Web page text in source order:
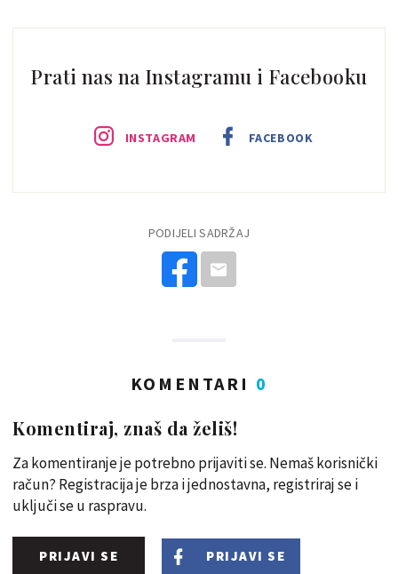
Prati nas na Instagramu i Facebooku
INSTAGRAM FACEBOOK
PODIJELI SADRŽAJ
KOMENTARI 0
Komentiraj, znaš da želiš!
Za komentiranje je potrebno prijaviti se. Nemaš korisnički
račun? Registracija je brza i jednostavna, registriraj se i
uključi se u raspravu.
PRIJAVI SE PRIJAVI SE